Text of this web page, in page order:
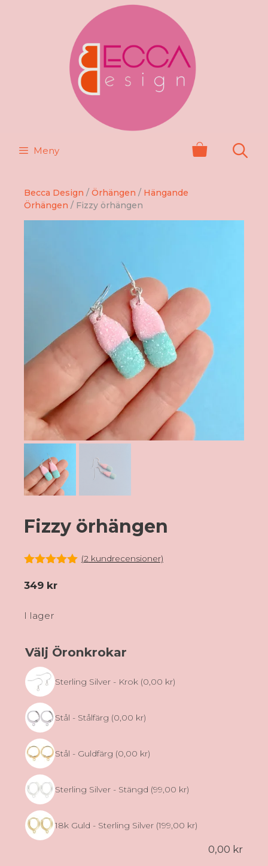
Meny
Becca Design / Örhängen / Hängande
Örhängen / Fizzy örhängen
Fizzy örhängen
(2kundrecensioner)
349 kr
I lager
Välj Öronkrokar
Sterling Silver - Krok (0,00 kr)
Stål - Stålfärg (0,00 kr)
Stål - Guldfärg (0,00 kr)
Sterling Silver - Stängd (99,00 kr)
18k Guld - Sterling Silver (199,00 kr)
0,00 kr